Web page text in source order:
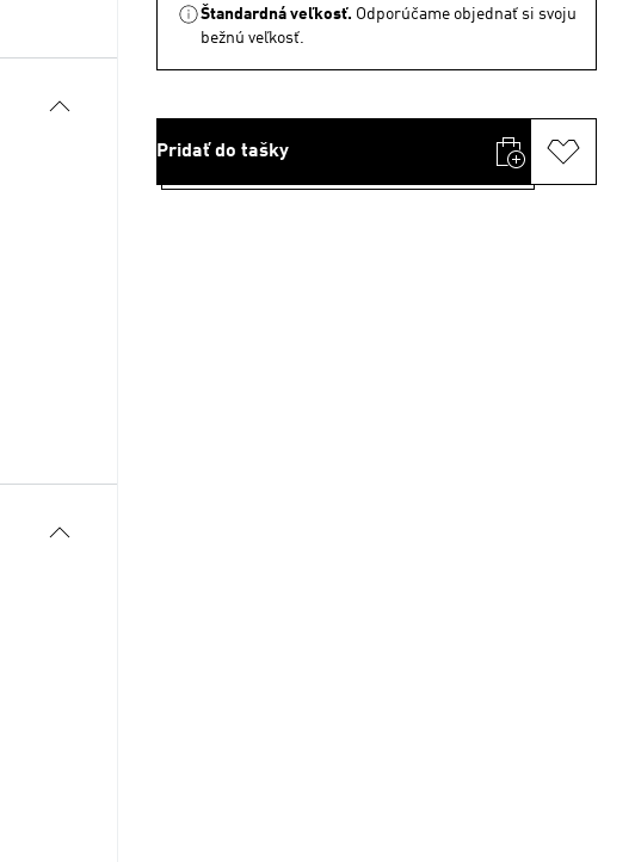
Štandardná veľkosť. Odporúčame objednať si svoju
bežnú veľkosť.
Pridať do tašky